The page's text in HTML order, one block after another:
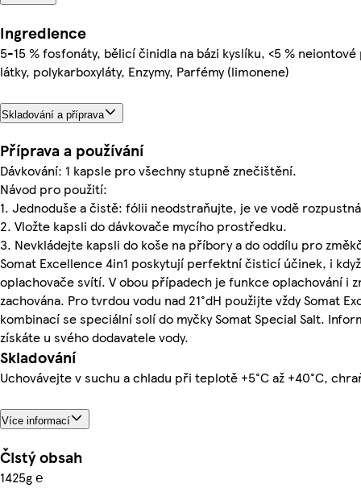
Ingredience
5-15 % fosfonáty, bělicí činidla na bázi kyslíku, <5 %
látky, polykarboxyláty, Enzymy, Parfémy (limonene)
Skladování a příprava
Příprava a používání
Dávkování: 1 kapsle pro všechny stupně znečištění.
Návod pro použití:
1. Jednoduše a čistě: fólii neodstraňujte, je ve vodě
2. Vložte kapsli do dávkovače mycího prostředku.
3. Nevkládejte kapsli do koše na příbory a do oddílu pro
Somat Excellence 4in1 poskytují perfektní čisticí účinek, i
oplachovače svítí. V obou případech je funkce oplachování i
zachována. Pro tvrdou vodu nad 21°dH použijte vždy Somat
kombinací se speciální solí do myčky Somat Special Salt.
získáte u svého dodavatele vody.
Skladování
Uchovávejte v suchu a chladu při teplotě +5°C až +40°C,
Více informací
Čistý obsah
1425g ℮